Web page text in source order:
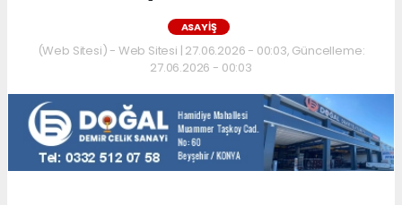
ASAYIŞ
(Web Sitesi) - Web Sitesi | 27.06.2026 - 00:03, Güncelleme:
27.06.2026 - 00:03